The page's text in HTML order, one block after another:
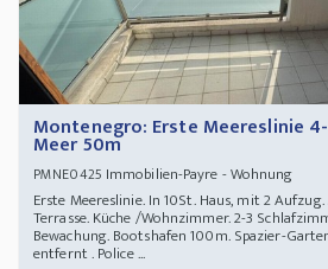
Montenegro: Erste Meereslinie
Meer 50m
PMNE0425 Immobilien-Payre - Wohnung
Erste Meereslinie. In 10St. Haus, mit 2
Terrasse. Küche /Wohnzimmer. 2-3
Bewachung. Bootshafen 100m. Spazier-
entfernt . Police ...